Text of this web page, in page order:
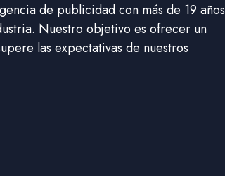
de publicidad con más de 19 años
Nuestro objetivo es ofrecer un
las expectativas de nuestros